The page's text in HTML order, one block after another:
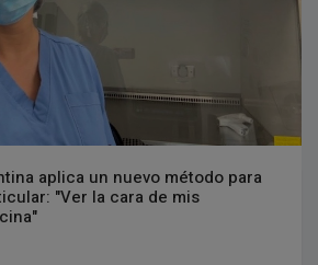
aplica un nuevo método para
"Ver la cara de mis